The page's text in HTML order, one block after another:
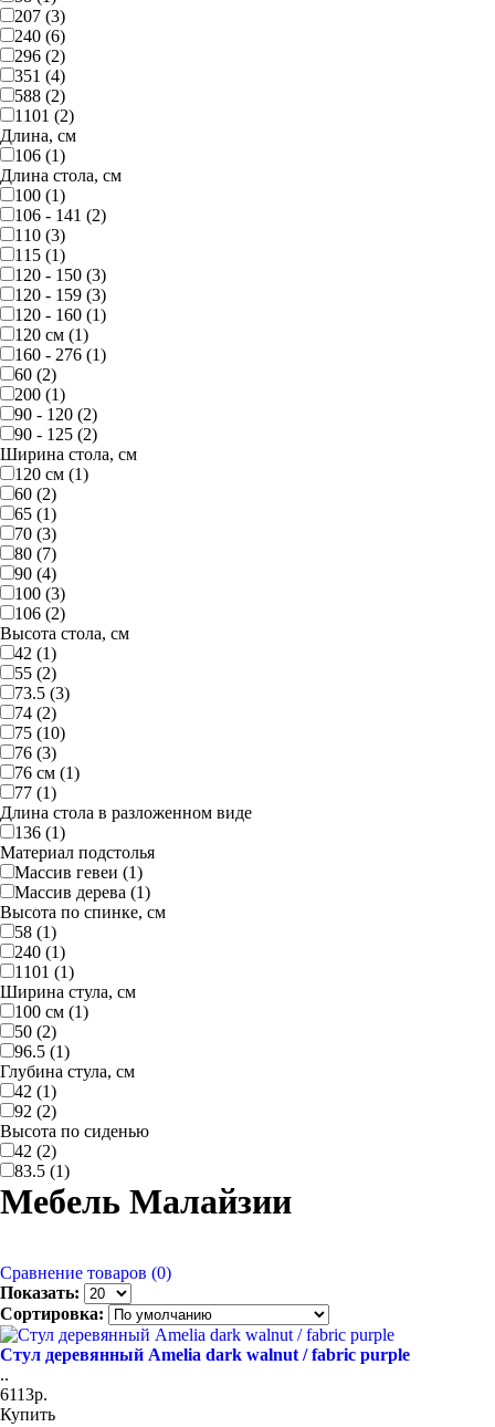
207 (3)
240 (6)
296 (2)
351 (4)
588 (2)
1101 (2)
Длина, см
106 (1)
Длина стола, см
100 (1)
106 - 141 (2)
110 (3)
115 (1)
120 - 150 (3)
120 - 159 (3)
120 - 160 (1)
120 см (1)
160 - 276 (1)
60 (2)
200 (1)
90 - 120 (2)
90 - 125 (2)
Ширина стола, см
120 см (1)
60 (2)
65 (1)
70 (3)
80 (7)
90 (4)
100 (3)
106 (2)
Высота стола, см
42 (1)
55 (2)
73.5 (3)
74 (2)
75 (10)
76 (3)
76 см (1)
77 (1)
Длина стола в разложенном виде
136 (1)
Материал подстолья
Массив гевеи (1)
Массив дерева (1)
Высота по спинке, см
58 (1)
240 (1)
1101 (1)
Ширина стула, см
100 см (1)
50 (2)
96.5 (1)
Глубина стула, см
42 (1)
92 (2)
Высота по сиденью
42 (2)
83.5 (1)
Мебель Малайзии
Сравнение товаров (0)
Показать:
Сортировка:
Стул деревянный Amelia dark walnut / fabric purple
..
6113р.
Купить